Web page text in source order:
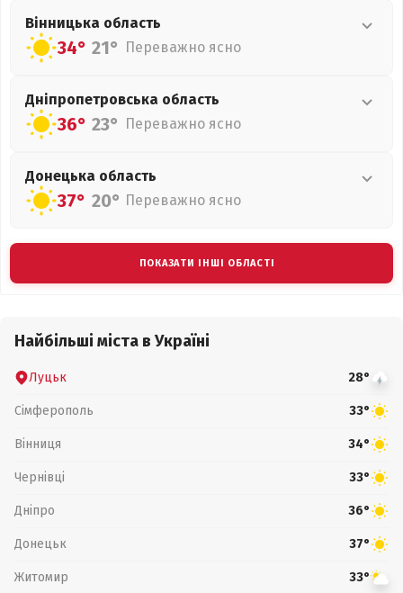
Вінницька область
34° 21° Переважно ясно
Дніпропетровська область
36° 23° Переважно ясно
Донецька область
37° 20° Переважно ясно
ПОКАЗАТИ ІНШІ ОБЛАСТІ
Найбільші міста в Україні
Луцьк 28°
Сімферополь 33°
Вінниця 34°
Чернівці 33°
Дніпро 36°
Донецьк 37°
Житомир 33°